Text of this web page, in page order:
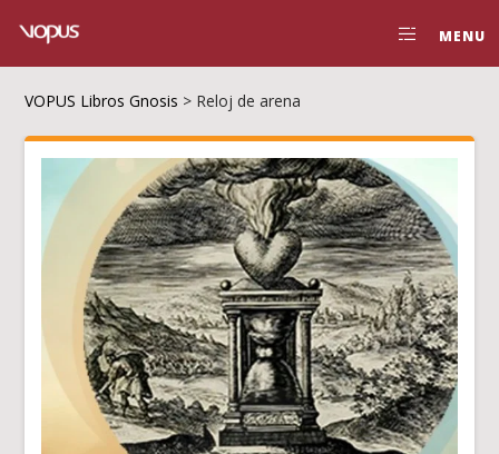
MENU
VOPUS Libros Gnosis > Reloj de arena